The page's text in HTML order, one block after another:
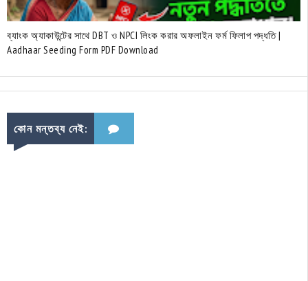
ব্যাংক অ্যাকাউন্টের সাথে DBT ও NPCI লিংক করার অফলাইন ফর্ম ফিলাপ পদ্ধতি |
Aadhaar Seeding Form PDF Download
কোন মন্তব্য নেই: